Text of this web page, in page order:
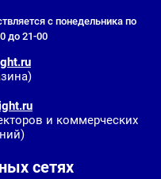
с понедельника по
до 21-00
и коммерческих
сетях